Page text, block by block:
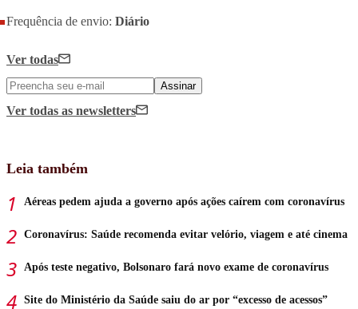
Frequência de envio: Diário
Ver todas
Assinar
Ver todas as newsletters
Leia também
Aéreas pedem ajuda a governo após ações caírem com coronavírus
Coronavírus: Saúde recomenda evitar velório, viagem e até cinema
Após teste negativo, Bolsonaro fará novo exame de coronavírus
Site do Ministério da Saúde saiu do ar por “excesso de acessos”